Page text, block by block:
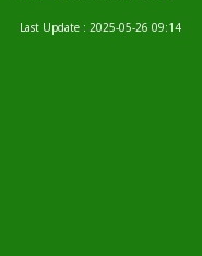
Last Update : 2025-05-26 09:14